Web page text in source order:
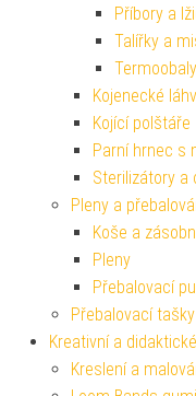
Příbory a
Talířky a
Termoobaly
Kojenecké
Kojící polštáře
Parní hrnec s
Sterilizátory a
Pleny a
Koše a
Pleny
Přebalovací
Přebalovací
Kreativní a
Kreslení a